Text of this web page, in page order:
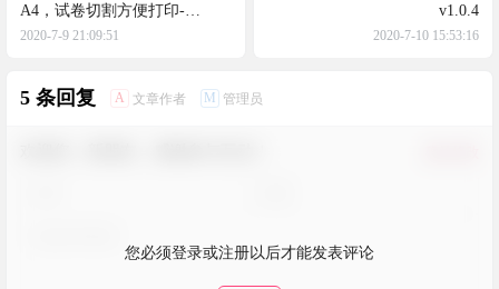
A4，试卷切割方便打印-
APDFPageCut
2020-7-9 21:09:51
v1.0.4
2020-7-10 15:53:16
5 条回复 A 文章作者 M 管理员
您必须登录或注册以后才能发表评论